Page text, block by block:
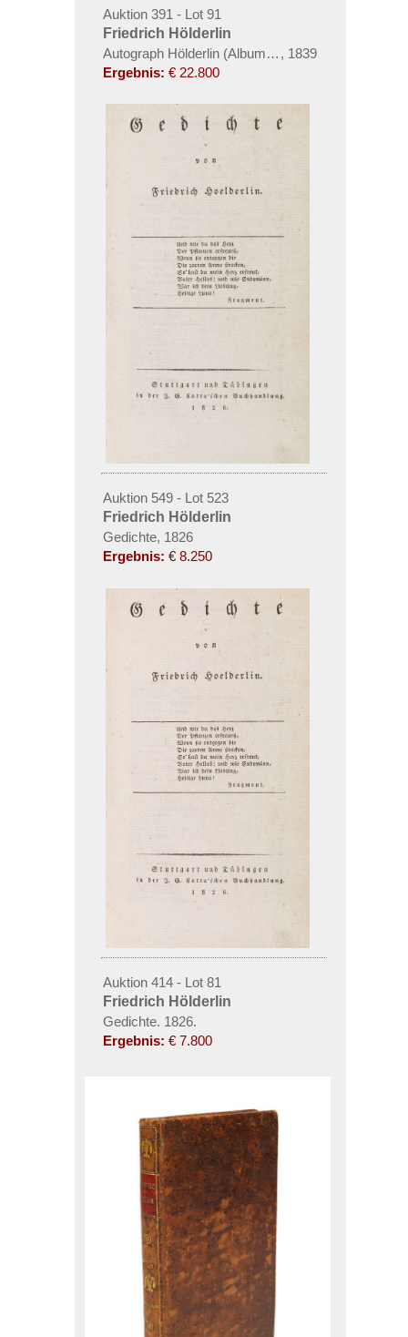
Auktion 391 - Lot 91
Friedrich Hölderlin
Autograph Hölderlin (Albumblatt). 1839.
, 1839
Ergebnis: € 22.800
Auktion 549 - Lot 523
Friedrich Hölderlin
Gedichte, 1826
Ergebnis: € 8.250
Auktion 414 - Lot 81
Friedrich Hölderlin
Gedichte. 1826.
Ergebnis: € 7.800